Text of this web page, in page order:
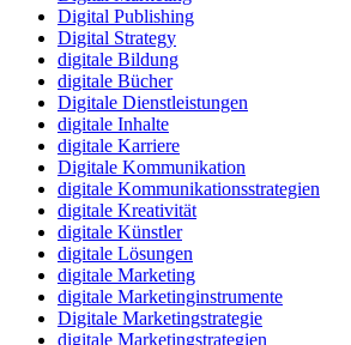
Digital Publishing
Digital Strategy
digitale Bildung
digitale Bücher
Digitale Dienstleistungen
digitale Inhalte
digitale Karriere
Digitale Kommunikation
digitale Kommunikationsstrategien
digitale Kreativität
digitale Künstler
digitale Lösungen
digitale Marketing
digitale Marketinginstrumente
Digitale Marketingstrategie
digitale Marketingstrategien